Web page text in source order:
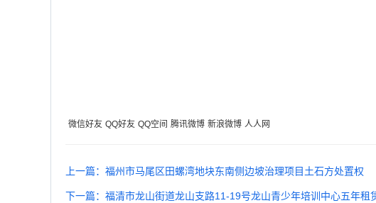
微信好友 QQ好友 QQ空间 腾讯微博 新浪微博 人人网
上一篇：福州市马尾区田螺湾地块东南侧边坡治理项目土石方处置权
下一篇：福清市龙山街道龙山支路11-19号龙山青少年培训中心五年租